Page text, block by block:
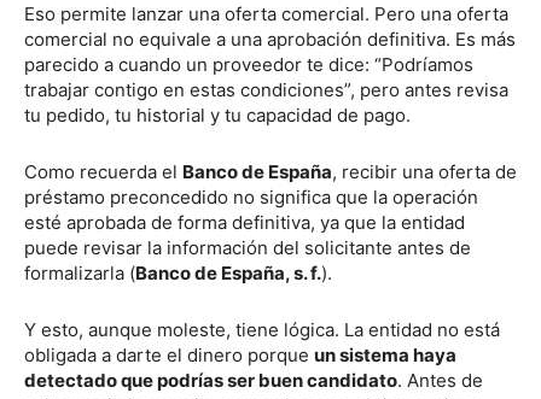
Eso permite lanzar una oferta comercial. Pero una oferta
comercial no equivale a una aprobación definitiva. Es más
parecido a cuando un proveedor te dice: “Podríamos
trabajar contigo en estas condiciones”, pero antes revisa
tu pedido, tu historial y tu capacidad de pago.
Como recuerda el Banco de España, recibir una oferta de
préstamo preconcedido no significa que la operación
esté aprobada de forma definitiva, ya que la entidad
puede revisar la información del solicitante antes de
formalizarla (Banco de España, s. f.).
Y esto, aunque moleste, tiene lógica. La entidad no está
obligada a darte el dinero porque un sistema haya
detectado que podrías ser buen candidato. Antes de